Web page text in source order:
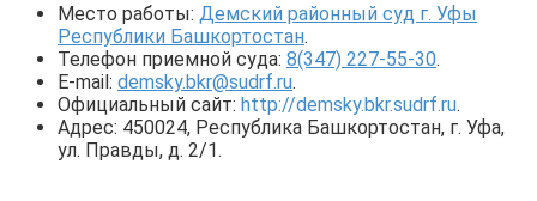
Место работы: Демский районный суд г. Уфы
Республики Башкортостан.
Телефон приемной суда: 8(347) 227-55-30.
E-mail: demsky.bkr@sudrf.ru.
Официальный сайт: http://demsky.bkr.sudrf.ru.
Адрес: 450024, Республика Башкортостан, г. Уфа,
ул. Правды, д. 2/1.